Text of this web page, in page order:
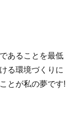
あることを最低
る環境づくりに
とが私の夢です!